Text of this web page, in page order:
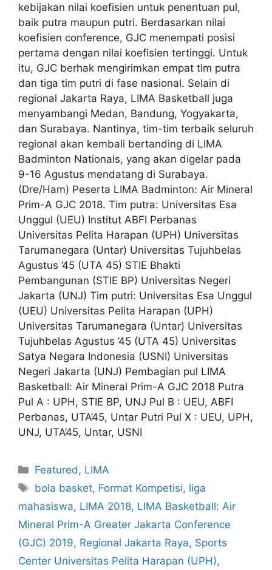
kebijakan nilai koefisien untuk penentuan pul,
baik putra maupun putri. Berdasarkan nilai
koefisien conference, GJC menempati posisi
pertama dengan nilai koefisien tertinggi. Untuk
itu, GJC berhak mengirimkan empat tim putra
dan tiga tim putri di fase nasional. Selain di
regional Jakarta Raya, LIMA Basketball juga
menyambangi Medan, Bandung, Yogyakarta,
dan Surabaya. Nantinya, tim-tim terbaik seluruh
regional akan kembali bertanding di LIMA
Badminton Nationals, yang akan digelar pada
9-16 Agustus mendatang di Surabaya.
(Dre/Ham) Peserta LIMA Badminton: Air Mineral
Prim-A GJC 2018. Tim putra: Universitas Esa
Unggul (UEU) Institut ABFI Perbanas
Universitas Pelita Harapan (UPH) Universitas
Tarumanegara (Untar) Universitas Tujuhbelas
Agustus ’45 (UTA 45) STIE Bhakti
Pembangunan (STIE BP) Universitas Negeri
Jakarta (UNJ) Tim putri: Universitas Esa Unggul
(UEU) Universitas Pelita Harapan (UPH)
Universitas Tarumanegara (Untar) Universitas
Tujuhbelas Agustus ’45 (UTA 45) Universitas
Satya Negara Indonesia (USNI) Universitas
Negeri Jakarta (UNJ) Pembagian pul LIMA
Basketball: Air Mineral Prim-A GJC 2018 Putra
Pul A : UPH, STIE BP, UNJ Pul B : UEU, ABFI
Perbanas, UTA’45, Untar Putri Pul X : UEU, UPH,
UNJ, UTA’45, Untar, USNI
Featured, LIMA
bola basket, Format Kompetisi, liga
mahasiswa, LIMA 2018, LIMA Basketball: Air
Mineral Prim-A Greater Jakarta Conference
(GJC) 2019, Regional Jakarta Raya, Sports
Center Universitas Pelita Harapan (UPH),